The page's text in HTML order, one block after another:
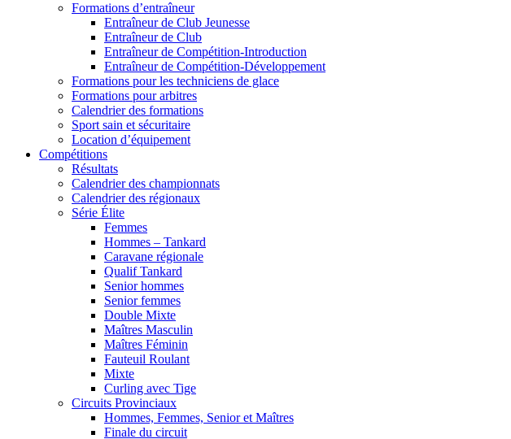
Formations d’entraîneur
Entraîneur de Club Jeunesse
Entraîneur de Club
Entraîneur de Compétition-Introduction
Entraîneur de Compétition-Développement
Formations pour les techniciens de glace
Formations pour arbitres
Calendrier des formations
Sport sain et sécuritaire
Location d’équipement
Compétitions
Résultats
Calendrier des championnats
Calendrier des régionaux
Série Élite
Femmes
Hommes – Tankard
Caravane régionale
Qualif Tankard
Senior hommes
Senior femmes
Double Mixte
Maîtres Masculin
Maîtres Féminin
Fauteuil Roulant
Mixte
Curling avec Tige
Circuits Provinciaux
Hommes, Femmes, Senior et Maîtres
Finale du circuit